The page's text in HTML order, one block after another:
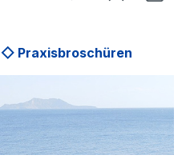
◇ Praxisbroschüren